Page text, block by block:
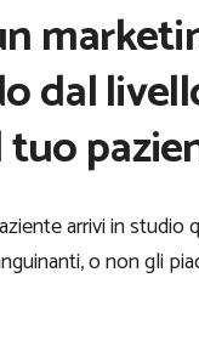
dal
tuo
arrivi in studio
o non gli